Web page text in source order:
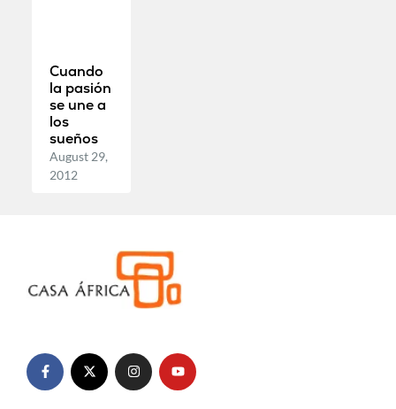
Cuando
la pasión
se une a
los
sueños
August 29,
2012